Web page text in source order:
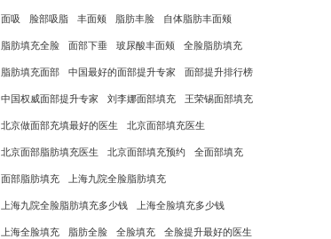
面吸 脸部吸脂 丰面颊 脂肪丰脸 自体脂肪丰面颊
脂肪填充全脸 面部下垂 玻尿酸丰面颊 全脸脂肪填充
脂肪填充面部 中国最好的面部提升专家 面部提升排行榜
中国权威面部提升专家 刘李娜面部填充 王荣锡面部填充
北京做面部充填最好的医生 北京面部填充医生
北京面部脂肪填充医生 北京面部填充预约 全面部填充
面部脂肪填充 上海九院全脸脂肪填充
上海九院全脸脂肪填充多少钱 上海全脸填充多少钱
上海全脸填充 脂肪全脸 全脸填充 全脸提升最好的医生